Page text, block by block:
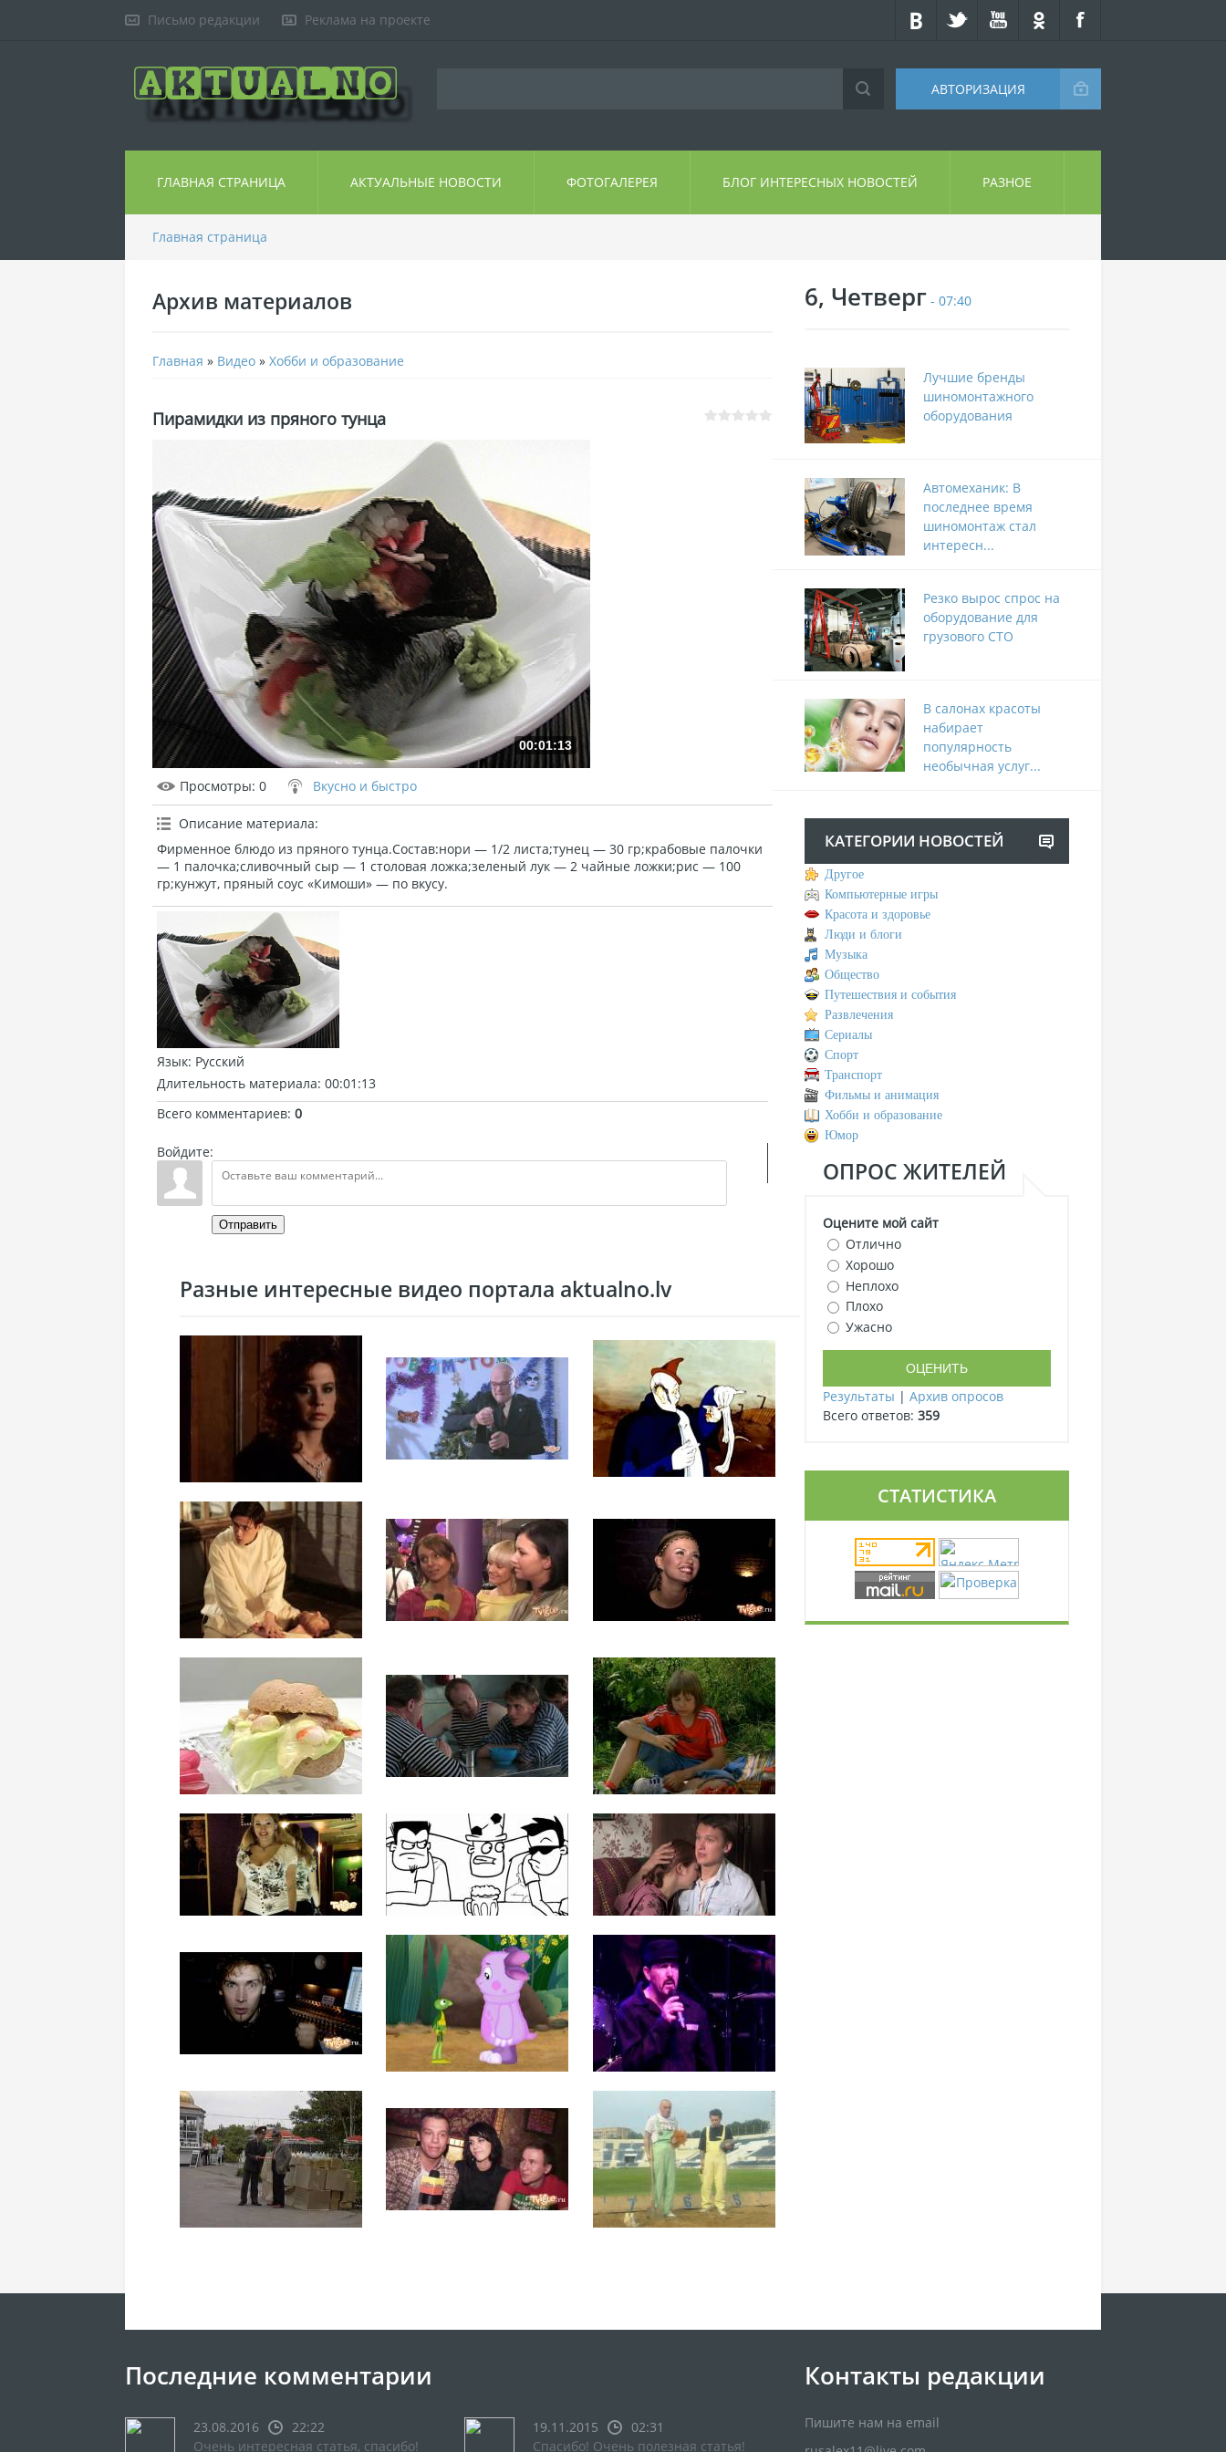
Письмо редакции Реклама на проекте
АВТОРИЗАЦИЯ
ГЛАВНАЯ СТРАНИЦА АКТУАЛЬНЫЕ НОВОСТИ ФОТОГАЛЕРЕЯ БЛОГ ИНТЕРЕСНЫХ НОВОСТЕЙ РАЗНОЕ
Главная страница
Архив материалов
Главная » Видео » Хобби и образование
Пирамидки из пряного тунца
00:01:13
Просмотры: 0 Вкусно и быстро
Описание материала:
Фирменное блюдо из пряного тунца.Состав:нори — 1/2 листа;тунец — 30 гр;крабовые палочки
— 1 палочка;сливочный сыр — 1 столовая ложка;зеленый лук — 2 чайные ложки;рис — 100
гр;кунжут, пряный соус «Кимоши» — по вкусу.
Язык: Русский
Длительность материала: 00:01:13
Всего комментариев: 0
Войдите:
Отправить
Разные интересные видео портала aktualno.lv
6, Четверг - 07:40
Лучшие бренды
шиномонтажного
оборудования
Автомеханик: В
последнее время
шиномонтаж стал
интересн...
Резко вырос спрос на
оборудование для
грузового СТО
В салонах красоты
набирает
популярность
необычная услуг...
КАТЕГОРИИ НОВОСТЕЙ
Другое
Компьютерные игры
Красота и здоровье
Люди и блоги
Музыка
Общество
Путешествия и события
Развлечения
Сериалы
Спорт
Транспорт
Фильмы и анимация
Хобби и образование
Юмор
ОПРОС ЖИТЕЛЕЙ
Оцените мой сайт
Отлично
Хорошо
Неплохо
Плохо
Ужасно
Результаты | Архив опросов
Всего ответов: 359
СТАТИСТИКА
Последние комментарии
23.08.2016
22:22
Очень интересная статья, спасибо!
19.11.2015
02:31
Спасибо! Очень полезная статья!
Контакты редакции
Пишите нам на email